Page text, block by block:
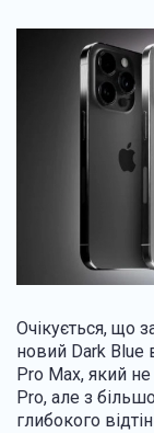
Очікується, що
новий Dark Blue
Pro Max, який
Pro, але з
глибокого